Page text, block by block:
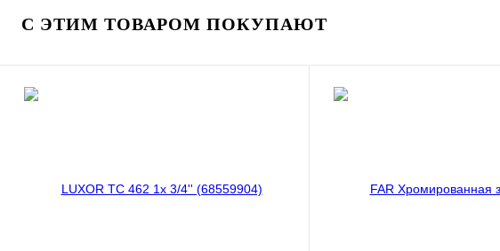
В корзину В
С ЭТИМ ТОВАРОМ ПОКУПАЮТ